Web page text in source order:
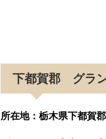
下都賀郡 グラ
所在地：栃木県下都賀